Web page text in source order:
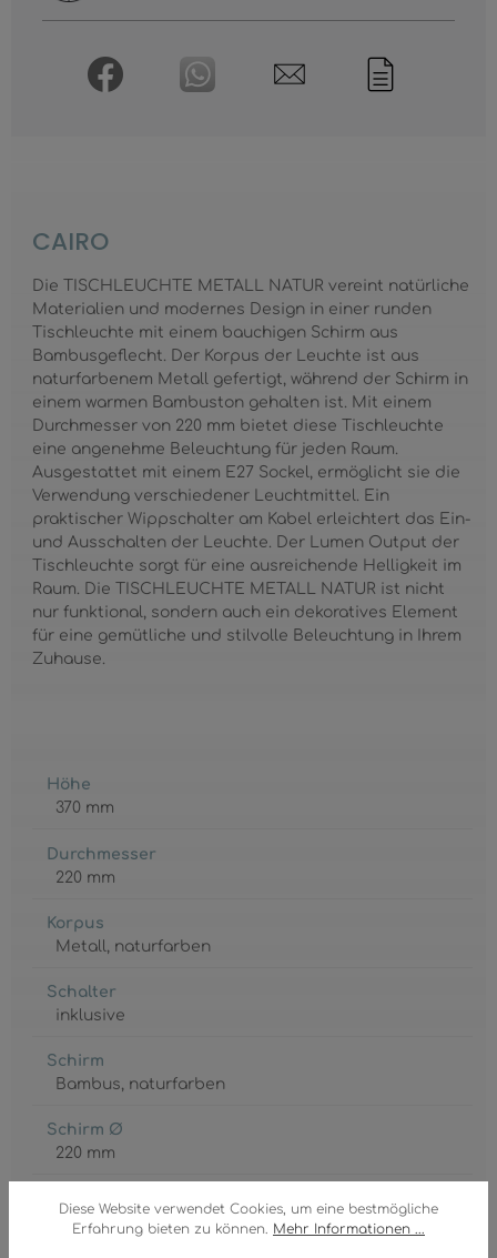
Diese Website verwendet Cookies, um eine bestmögliche
Erfahrung bieten zu können. Mehr Informationen ...
CAIRO
Die TISCHLEUCHTE METALL NATUR vereint natürliche
Materialien und modernes Design in einer runden
Tischleuchte mit einem bauchigen Schirm aus
Bambusgeflecht. Der Korpus der Leuchte ist aus
naturfarbenem Metall gefertigt, während der Schirm in
einem warmen Bambuston gehalten ist. Mit einem
Durchmesser von 220 mm bietet diese Tischleuchte
eine angenehme Beleuchtung für jeden Raum.
Ausgestattet mit einem E27 Sockel, ermöglicht sie die
Verwendung verschiedener Leuchtmittel. Ein
praktischer Wippschalter am Kabel erleichtert das Ein-
und Ausschalten der Leuchte. Der Lumen Output der
Tischleuchte sorgt für eine ausreichende Helligkeit im
Raum. Die TISCHLEUCHTE METALL NATUR ist nicht
nur funktional, sondern auch ein dekoratives Element
für eine gemütliche und stilvolle Beleuchtung in Ihrem
Zuhause.
Höhe
370 mm
Durchmesser
220 mm
Korpus
Metall , naturfarben
Schalter
inklusive
Schirm
Bambus, naturfarben
Schirm Ø
220 mm
GTIN/EAN:
9007371465378